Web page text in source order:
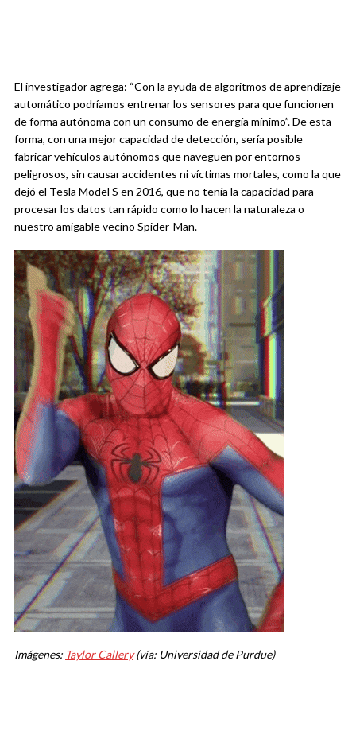
El investigador agrega: “Con la ayuda de algoritmos de aprendizaje
automático podríamos entrenar los sensores para que funcionen
de forma autónoma con un consumo de energía mínimo”. De esta
forma, con una mejor capacidad de detección, sería posible
fabricar vehículos autónomos que naveguen por entornos
peligrosos, sin causar accidentes ni víctimas mortales, como la que
dejó el Tesla Model S en 2016, que no tenía la capacidad para
procesar los datos tan rápido como lo hacen la naturaleza o
nuestro amigable vecino Spider-Man.
Imágenes: Taylor Callery(vía: Universidad de Purdue)